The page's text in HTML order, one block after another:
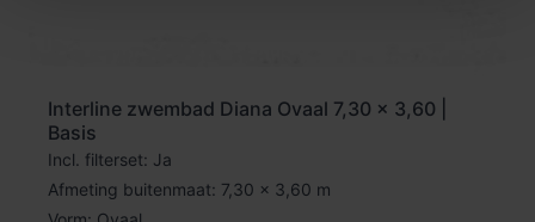
Interline zwembad Diana Ovaal 7,30 x 3,60 |
Basis
Incl. filterset: Ja
Afmeting buitenmaat: 7,30 x 3,60 m